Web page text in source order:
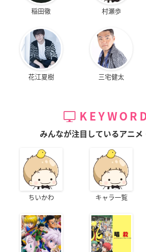
稲田徹 村瀬歩
花江夏樹 三宅健太
みんなが注目しているアニメ
ちいかわ キャラ一覧